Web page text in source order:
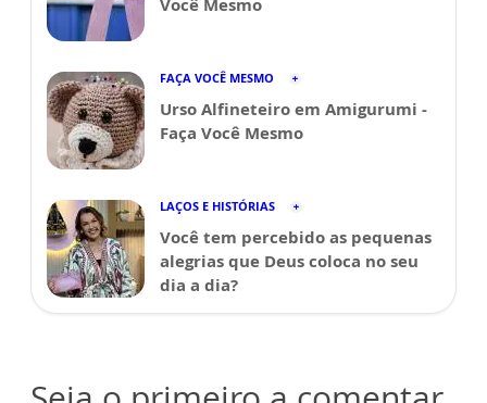
FAÇA VOCÊ MESMO
Urso Alfineteiro em Amigurumi -
Faça Você Mesmo
LAÇOS E HISTÓRIAS
Você tem percebido as pequenas
alegrias que Deus coloca no seu
dia a dia?